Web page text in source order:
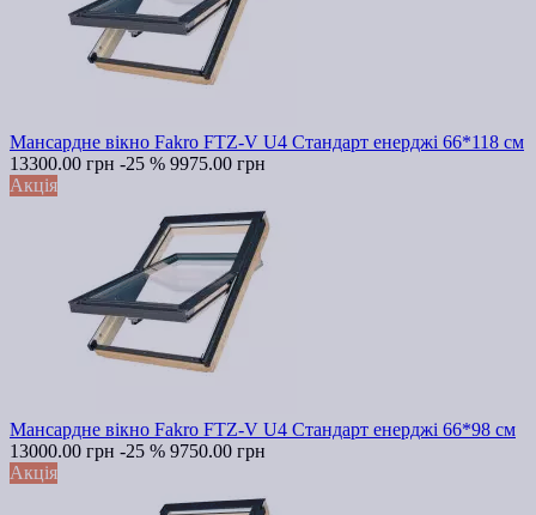
Мансардне вікно Fakro FTZ-V U4 Стандарт енерджі 66*118 см
13300.00 грн -25 % 9975.00 грн
Акція
Мансардне вікно Fakro FTZ-V U4 Стандарт енерджі 66*98 см
13000.00 грн -25 % 9750.00 грн
Акція